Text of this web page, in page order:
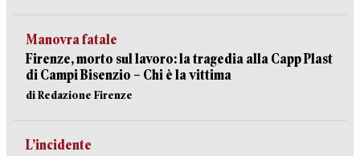
Manovra fatale
Firenze, morto sul lavoro: la tragedia alla Capp Plast
di Campi Bisenzio – Chi è la vittima
di Redazione Firenze
L’incidente